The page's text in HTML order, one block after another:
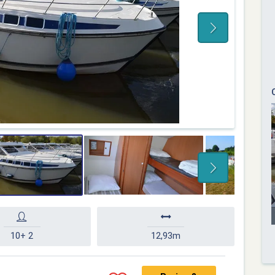
10+ 2 12,93m